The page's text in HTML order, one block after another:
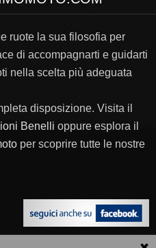
ruote la sua filosofia per
di accompagnarti e guidarti
nella scelta più adeguata
disposizione. Visita il
Benelli oppure esplora il
per scoprire tutte le nostre